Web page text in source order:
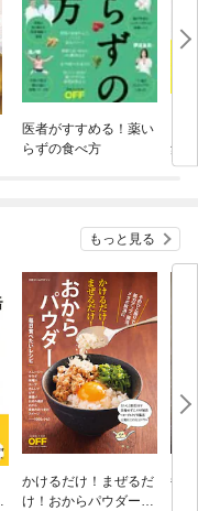
医者がすすめる！薬い
らずの食べ方
集
て
もっと見る
かけるだけ！まぜるだ
け！おからパウダー
毎